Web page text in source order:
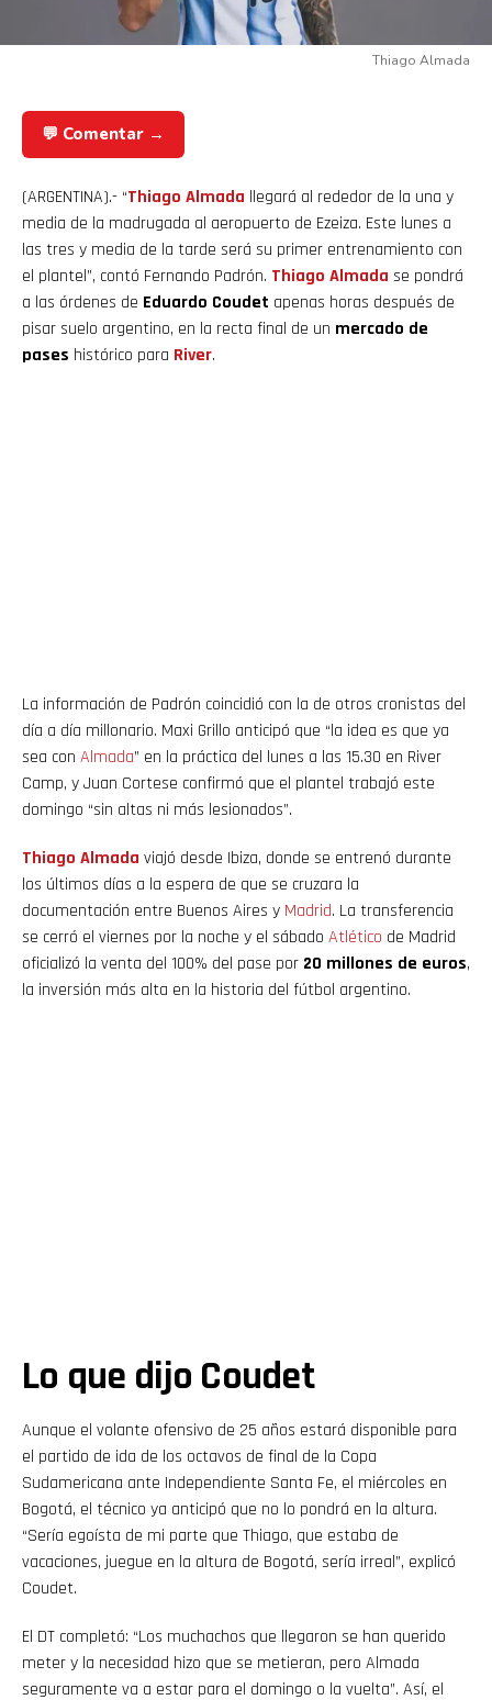
Thiago Almada
💬 Comentar →
(ARGENTINA).- “Thiago Almada llegará al rededor de la una y
media de la madrugada al aeropuerto de Ezeiza. Este lunes a
las tres y media de la tarde será su primer entrenamiento con
el plantel”, contó Fernando Padrón. Thiago Almada se pondrá
a las órdenes de Eduardo Coudet apenas horas después de
pisar suelo argentino, en la recta final de un mercado de
pases histórico para River.
La información de Padrón coincidió con la de otros cronistas del
día a día millonario. Maxi Grillo anticipó que “la idea es que ya
sea con Almada” en la práctica del lunes a las 15.30 en River
Camp, y Juan Cortese confirmó que el plantel trabajó este
domingo “sin altas ni más lesionados”.
Thiago Almada viajó desde Ibiza, donde se entrenó durante
los últimos días a la espera de que se cruzara la
documentación entre Buenos Aires y Madrid. La transferencia
se cerró el viernes por la noche y el sábado Atlético de Madrid
oficializó la venta del 100% del pase por 20 millones de euros,
la inversión más alta en la historia del fútbol argentino.
Lo que dijo Coudet
Aunque el volante ofensivo de 25 años estará disponible para
el partido de ida de los octavos de final de la Copa
Sudamericana ante Independiente Santa Fe, el miércoles en
Bogotá, el técnico ya anticipó que no lo pondrá en la altura.
“Sería egoísta de mi parte que Thiago, que estaba de
vacaciones, juegue en la altura de Bogotá, sería irreal”, explicó
Coudet.
El DT completó: “Los muchachos que llegaron se han querido
meter y la necesidad hizo que se metieran, pero Almada
seguramente va a estar para el domingo o la vuelta”. Así, el